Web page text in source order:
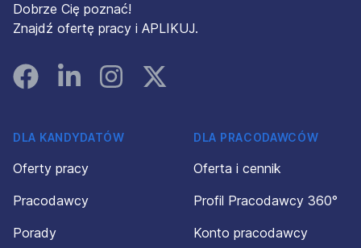
Dobrze Cię poznać!
Znajdź ofertę pracy i APLIKUJ.
FacebookLinked InInstagramInstagram
DLA KANDYDATÓW
Oferty pracy
Pracodawcy
Porady
DLA PRACODAWCÓW
Oferta i cennik
Profil Pracodawcy 360°
Konto pracodawcy